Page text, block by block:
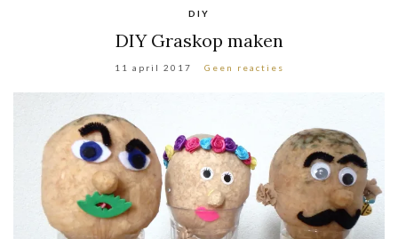
DIY
DIY Graskop maken
11 april 2017 Geen reacties